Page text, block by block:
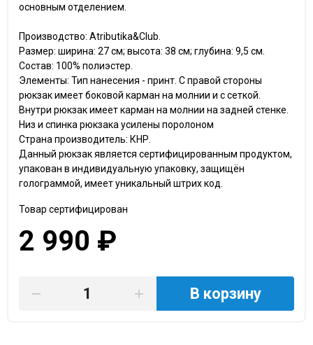
основным отделением.
Производство: Atributika&Club.
Размер: ширина: 27 см; высота: 38 см; глубина: 9,5 см.
Состав: 100% полиэстер.
Элементы: Тип нанесения - принт. С правой стороны
рюкзак имеет боковой карман на молнии и с сеткой.
Внутри рюкзак имеет карман на молнии на задней стенке.
Низ и спинка рюкзака усилены поролоном
Страна производитель: КНР.
Данный рюкзак является сертифицированным продуктом,
упакован в индивидуальную упаковку, защищён
голограммой, имеет уникальный штрих код.
Товар сертифицирован
2 990 ₽
В корзину